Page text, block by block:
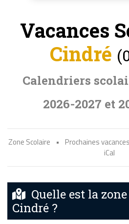
Vacances
Cindré
Calendriers
2026-2027 et
Zone Scolaire • Prochaines vacances
iCal
Quelle est la
Cindré ?